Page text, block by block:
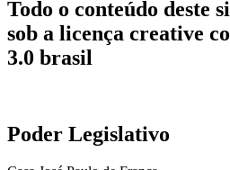
Todo o conteúdo deste
sob a licença creative
3.0 brasil
Poder Legislativo